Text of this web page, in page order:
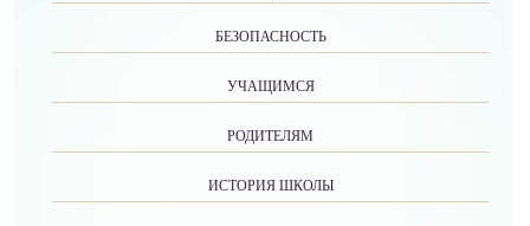
БЕЗОПАСНОСТЬ
УЧАЩИМСЯ
РОДИТЕЛЯМ
ИСТОРИЯ ШКОЛЫ